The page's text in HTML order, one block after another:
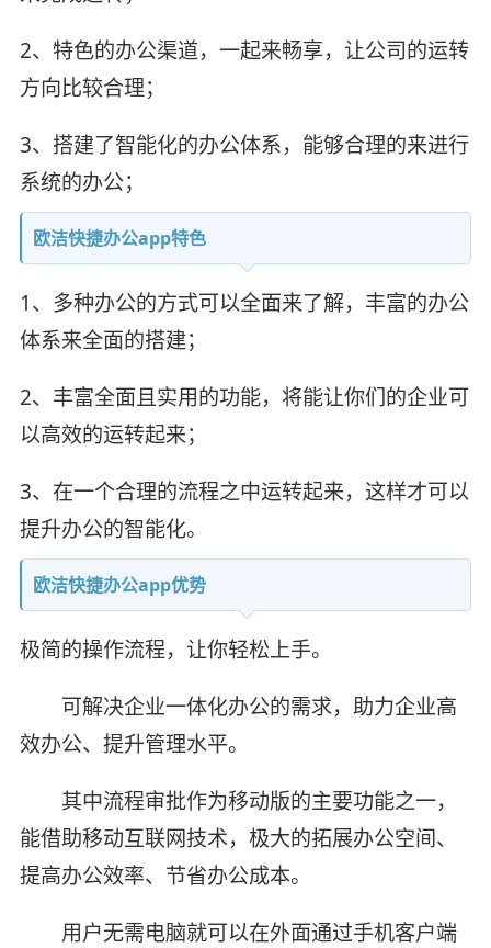
2、特色的办公渠道，一起来畅享，让公司的运转
方向比较合理；
3、搭建了智能化的办公体系，能够合理的来进行
系统的办公；
欧洁快捷办公app特色
1、多种办公的方式可以全面来了解，丰富的办公
体系来全面的搭建；
2、丰富全面且实用的功能，将能让你们的企业可
以高效的运转起来；
3、在一个合理的流程之中运转起来，这样才可以
提升办公的智能化。
欧洁快捷办公app优势
极简的操作流程，让你轻松上手。
可解决企业一体化办公的需求，助力企业高
效办公、提升管理水平。
其中流程审批作为移动版的主要功能之一，
能借助移动互联网技术，极大的拓展办公空间、
提高办公效率、节省办公成本。
用户无需电脑就可以在外面通过手机客户端